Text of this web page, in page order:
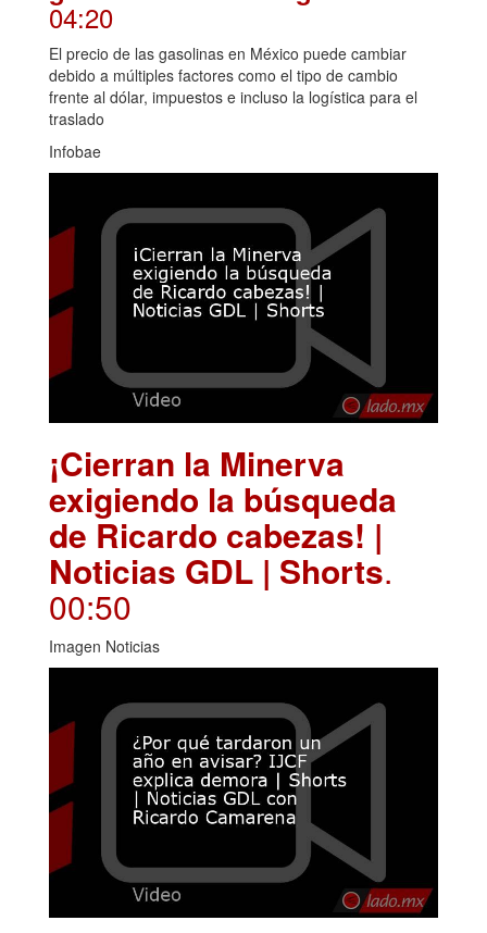
04:20
El precio de las gasolinas en México puede cambiar
debido a múltiples factores como el tipo de cambio
frente al dólar, impuestos e incluso la logística para el
traslado
Infobae
¡Cierran la Minerva
exigiendo la búsqueda
de Ricardo cabezas! |
Noticias GDL | Shorts.
00:50
Imagen Noticias